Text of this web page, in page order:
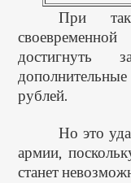
При
достигнуть
рублей.
Но это
армии,
станет